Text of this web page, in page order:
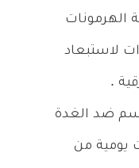
الهرمونات
لاستبعاد
.
ضد الغدة
يومية من